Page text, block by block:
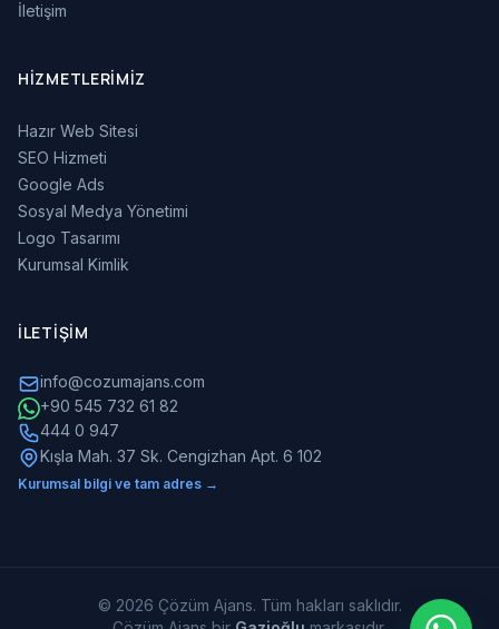
İletişim
HIZMETLERIMIZ
Hazır Web Sitesi
SEO Hizmeti
Google Ads
Sosyal Medya Yönetimi
Logo Tasarımı
Kurumsal Kimlik
İLETIŞIM
info@cozumajans.com
+90 545 732 61 82
444 0 947
Kışla Mah. 37 Sk. Cengizhan Apt. 6 102
Kurumsal bilgi ve tam adres →
© 2026 Çözüm Ajans. Tüm hakları saklıdır.